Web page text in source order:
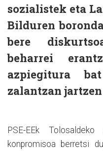
sozialistek eta
Bilduren
bere
beharrei
azpiegitura
zalantzan
PSE-EEk
konpromisoa berretsi